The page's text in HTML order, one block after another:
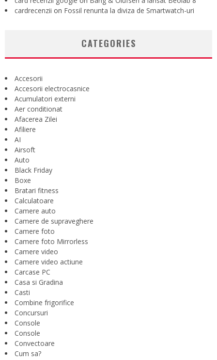
cardrecenzii on Fossil renunta la diviza de Smartwatch-uri
CATEGORIES
Accesorii
Accesorii electrocasnice
Acumulatori externi
Aer conditionat
Afacerea Zilei
Afiliere
AI
Airsoft
Auto
Black Friday
Boxe
Bratari fitness
Calculatoare
Camere auto
Camere de supraveghere
Camere foto
Camere foto Mirrorless
Camere video
Camere video actiune
Carcase PC
Casa si Gradina
Casti
Combine frigorifice
Concursuri
Console
Console
Convectoare
Cum sa?